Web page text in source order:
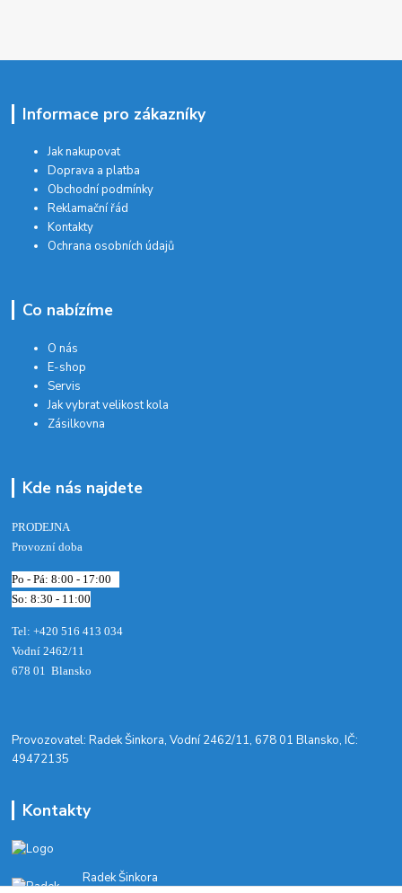
Informace pro zákazníky
Jak nakupovat
Doprava a platba
Obchodní podmínky
Reklamační řád
Kontakty
Ochrana osobních údajů
Co nabízíme
O nás
E-shop
Servis
Jak vybrat velikost kola
Zásilkovna
Kde nás najdete
PRODEJNA
Provozní doba
Po - Pá: 8:00 - 17:00
So: 8:30 - 11:00
Tel: +420 516 413 034‬
Vodní 2462/11
678 01 Blansko
​Provozovatel: Radek Šinkora, Vodní 2462/11, 678 01 Blansko, IČ:
49472135
Kontakty
Radek Šinkora